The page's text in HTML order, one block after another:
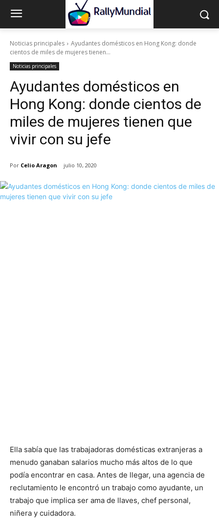
Noticias principales
Ayudantes domésticos en Hong Kong: donde
cientos de miles de mujeres tienen...
Noticias principales
Ayudantes domésticos en
Hong Kong: donde cientos de
miles de mujeres tienen que
vivir con su jefe
Por Celio Aragon julio 10, 2020
Ella sabía que las trabajadoras domésticas extranjeras a
menudo ganaban salarios mucho más altos de lo que
podía encontrar en casa. Antes de llegar, una agencia de
reclutamiento le encontró un trabajo como ayudante, un
trabajo que implica ser ama de llaves, chef personal,
niñera y cuidadora.